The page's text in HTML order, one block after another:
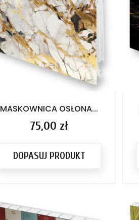
MASKOWNICA OSŁONA...
Cena
75,00 zł
DOPASUJ PRODUKT